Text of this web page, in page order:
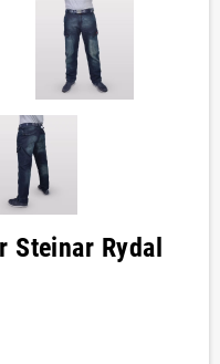
Steinar Rydal